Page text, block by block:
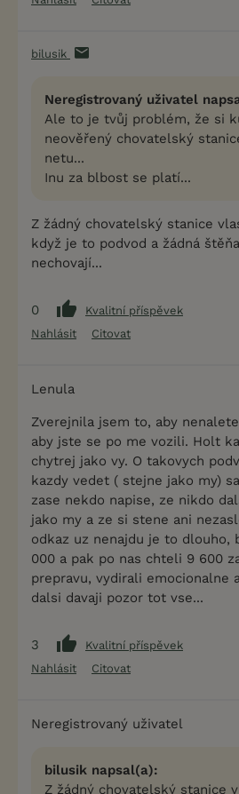
bilusik
Neregistrovaný uživatel
Ale to je tvůj problém, že si
neověřený chovatelský
netu...
Inu za blbost se platí...
Z žádný chovatelský stanice
když je to podvod a žádná
nechovají...
0
Kvalitní příspěvek
Nahlásit
Citovat
Lenula
Zverejnila jsem to, aby
aby jste se po me vozili. Holt
chytrej jako vy. O takovych
kazdy vedet ( stejne jako my)
zase nekdo napise, ze nikdo
jako my a ze si stene ani
odkaz uz nenajdu je to dlouho,
000 a pak po nas chteli 9 600
prepravu, vydirali emocionalne
dalsi davaji pozor tot vse...
3
Kvalitní příspěvek
Nahlásit
Citovat
Neregistrovaný uživatel
bilusik napsal(a):
Z žádný chovatelský stanice